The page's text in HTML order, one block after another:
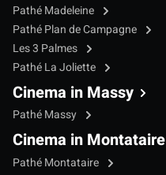
Pathé Madeleine
Pathé Plan de Campagne
Les 3 Palmes
Pathé La Joliette
Cinema in Massy
Pathé Massy
Cinema in Montataire
Pathé Montataire